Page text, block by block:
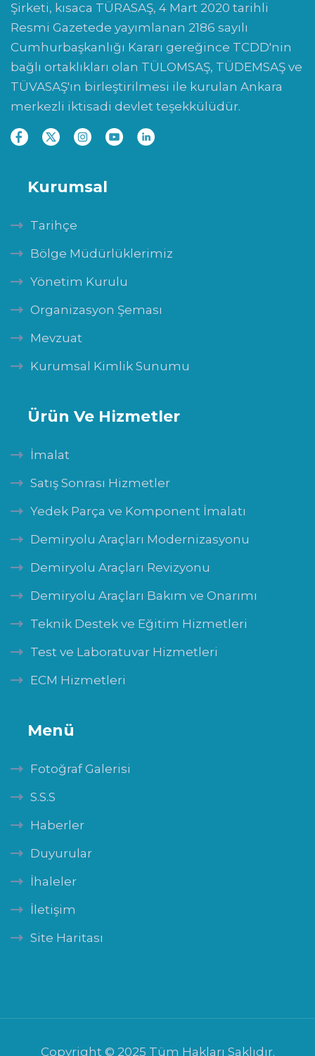
Şirketi, kısaca TÜRASAŞ, 4 Mart 2020 tarihli
Resmi Gazetede yayımlanan 2186 sayılı
Cumhurbaşkanlığı Kararı gereğince TCDD'nin
bağlı ortaklıkları olan TÜLOMSAŞ, TÜDEMSAŞ ve
TÜVASAŞ'ın birleştirilmesi ile kurulan Ankara
merkezli iktisadi devlet teşekkülüdür.
Kurumsal
Tarihçe
Bölge Müdürlüklerimiz
Yönetim Kurulu
Organizasyon Şeması
Mevzuat
Kurumsal Kimlik Sunumu
Ürün Ve Hizmetler
İmalat
Satış Sonrası Hizmetler
Yedek Parça ve Komponent İmalatı
Demiryolu Araçları Modernizasyonu
Demiryolu Araçları Revizyonu
Demiryolu Araçları Bakım ve Onarımı
Teknik Destek ve Eğitim Hizmetleri
Test ve Laboratuvar Hizmetleri
ECM Hizmetleri
Menü
Fotoğraf Galerisi
S.S.S
Haberler
Duyurular
İhaleler
İletişim
Site Haritası
Copyright © 2025 Tüm Hakları Saklıdır.